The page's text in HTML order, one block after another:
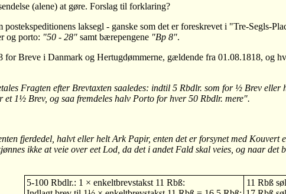
(alene) at gøre. Forslag til forklaring?
laksegl - ganske som det er foreskrevet i "Tre-Segls-
og porto: "50 - 28"samt bærepengene "Bp 8".
for Breve i Danmark og Hertugdømmerne, gældende fra 01.08.1818, og
Fragten efter Brevtaxten saaledes: indtil 5 Rbdlr. som for ½ Brev
1½ Brev, og saa fremdeles halv Porto for hver 50 Rbdlr. mere".
fjerdedel, halvt eller helt Ark Papir, enten det er forsynet med
ikke at veie over eet Lod, da det i andet Fald skal veies, og naar det
5-100 Rbdlr.: 1 × enkeltbrevstakst 11 Rbß:
11 Rbß